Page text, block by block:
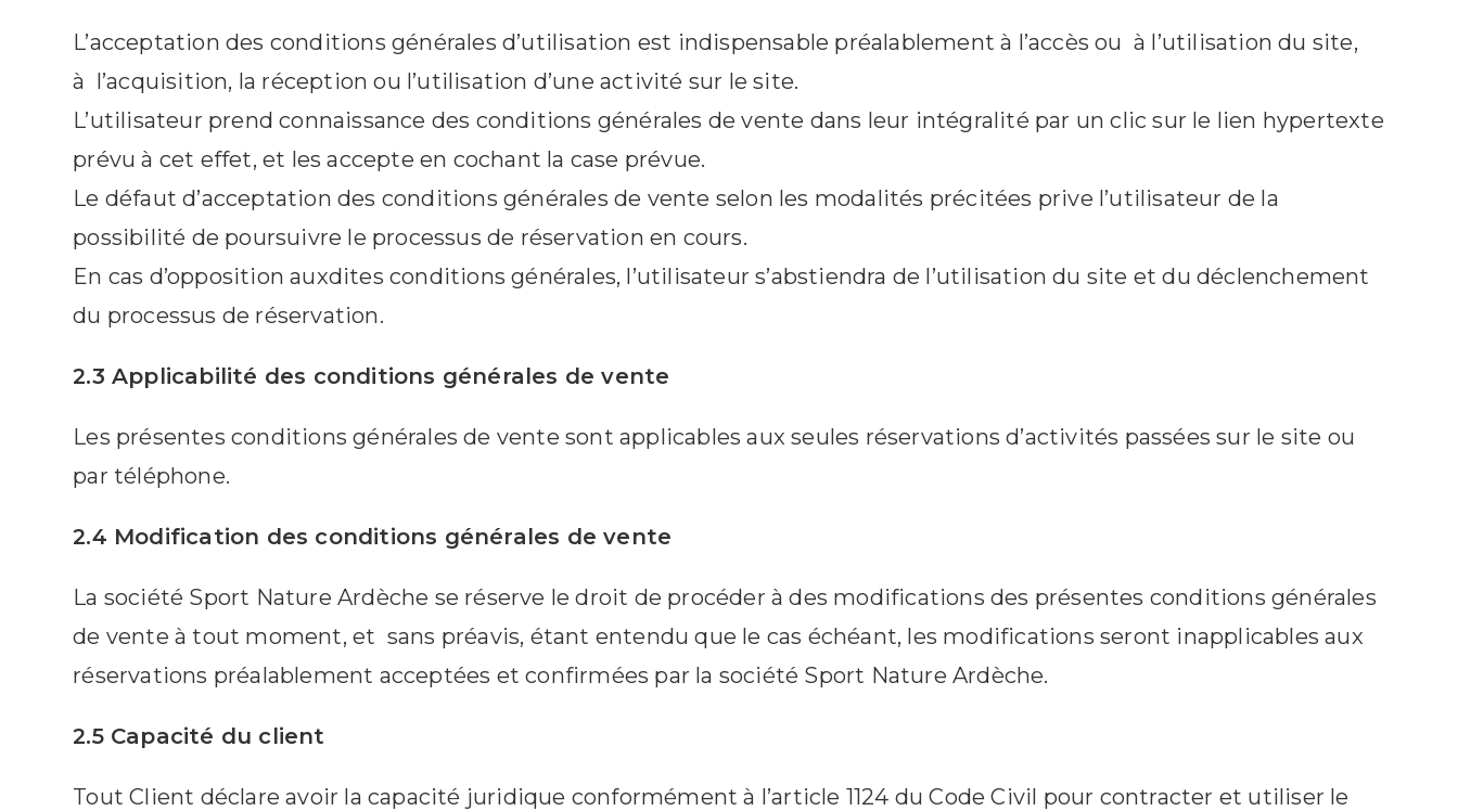
L’acceptation des conditions générales d’utilisation est indispensable préalablement à l’accès ou à l’utilisation du site,
à l’acquisition, la réception ou l’utilisation d’une activité sur le site.
L’utilisateur prend connaissance des conditions générales de vente dans leur intégralité par un clic sur le lien hypertexte
prévu à cet effet, et les accepte en cochant la case prévue.
Le défaut d’acceptation des conditions générales de vente selon les modalités précitées prive l’utilisateur de la
possibilité de poursuivre le processus de réservation en cours.
En cas d’opposition auxdites conditions générales, l’utilisateur s’abstiendra de l’utilisation du site et du déclenchement
du processus de réservation.
2.3 Applicabilité des conditions générales de vente
Les présentes conditions générales de vente sont applicables aux seules réservations d’activités passées sur le site ou
par téléphone.
2.4 Modification des conditions générales de vente
La société Sport Nature Ardèche se réserve le droit de procéder à des modifications des présentes conditions générales
de vente à tout moment, et sans préavis, étant entendu que le cas échéant, les modifications seront inapplicables aux
réservations préalablement acceptées et confirmées par la société Sport Nature Ardèche.
2.5 Capacité du client
Tout Client déclare avoir la capacité juridique conformément à l’article 1124 du Code Civil pour contracter et utiliser le